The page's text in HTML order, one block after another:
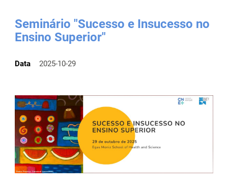
Seminário "Sucesso e Insucesso no
Ensino Superior"
Data 2025-10-29